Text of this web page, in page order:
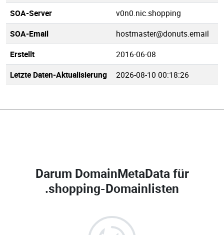
SOA-Server
v0n0.nic.shopping
SOA-Email
hostmaster@donuts.email
Erstellt
2016-06-08
Letzte Daten-Aktualisierung
2026-08-10 00:18:26
Darum DomainMetaData für
.shopping-Domainlisten